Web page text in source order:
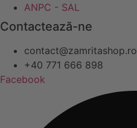
ANPC - SAL
Contactează-ne
contact@zamritashop.ro
+40 771 666 898
Facebook